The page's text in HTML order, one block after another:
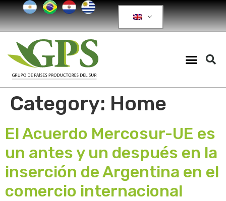
Category: Home
El Acuerdo Mercosur-UE es
un antes y un después en la
inserción de Argentina en el
comercio internacional